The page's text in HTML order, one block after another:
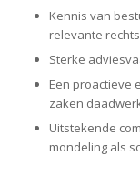
Kennis van
relevante
Sterke
Een proactieve
zaken
Uitstekende
mondeling als